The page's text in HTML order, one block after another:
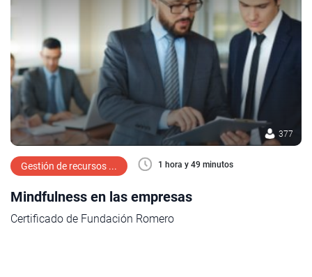
377
Gestión de recursos ... 1 hora y 49 minutos
Mindfulness en las empresas
Certificado de Fundación Romero